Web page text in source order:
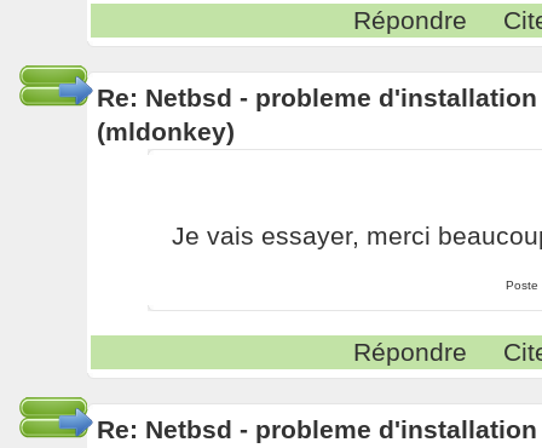
Répondre
Re: Netbsd - probleme
(mldonkey)
Je vais essayer, merci
Poste
Répondre
Re: Netbsd - probleme